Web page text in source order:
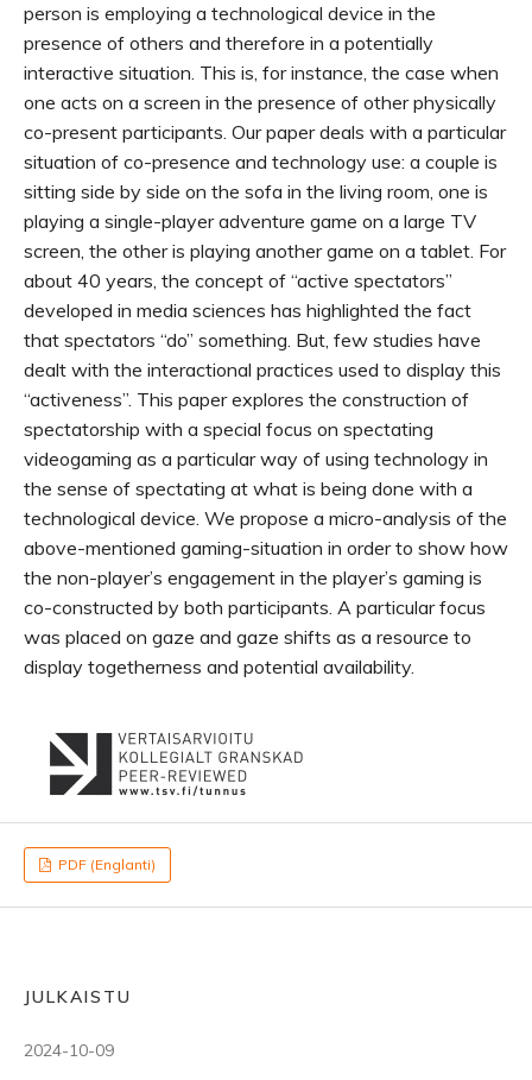
person is employing a technological device in the
presence of others and therefore in a potentially
interactive situation. This is, for instance, the case when
one acts on a screen in the presence of other physically
co-present participants. Our paper deals with a particular
situation of co-presence and technology use: a couple is
sitting side by side on the sofa in the living room, one is
playing a single-player adventure game on a large TV
screen, the other is playing another game on a tablet. For
about 40 years, the concept of “active spectators”
developed in media sciences has highlighted the fact
that spectators “do” something. But, few studies have
dealt with the interactional practices used to display this
“activeness”. This paper explores the construction of
spectatorship with a special focus on spectating
videogaming as a particular way of using technology in
the sense of spectating at what is being done with a
technological device. We propose a micro-analysis of the
above-mentioned gaming-situation in order to show how
the non-player’s engagement in the player’s gaming is
co-constructed by both participants. A particular focus
was placed on gaze and gaze shifts as a resource to
display togetherness and potential availability.
PDF (Englanti)
JULKAISTU
2024-10-09